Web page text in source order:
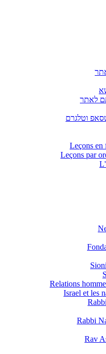
לאתר
וטלגרם
Leçons en
Leçons par
Relations
Israel et les
Rabbi